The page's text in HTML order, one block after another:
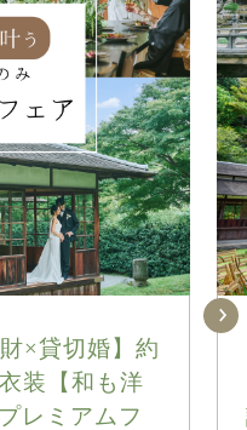
×貸切婚】約
装【和も洋
レミアムフ